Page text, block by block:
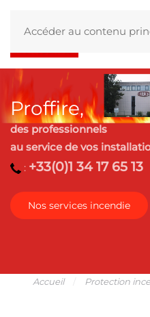
Accéder au contenu
Proffire,
des professionnels
au service de vos
: +33(0)1 34 17 65 13
Nos services incendie
Accueil Protection